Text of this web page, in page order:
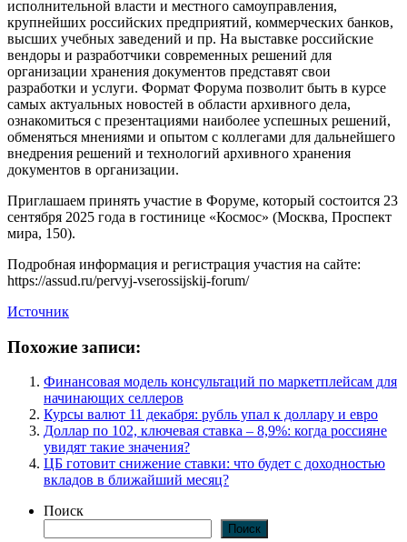
исполнительной власти и местного самоуправления,
крупнейших российских предприятий, коммерческих банков,
высших учебных заведений и пр. На выставке российские
вендоры и разработчики современных решений для
организации хранения документов представят свои
разработки и услуги. Формат Форума позволит быть в курсе
самых актуальных новостей в области архивного дела,
ознакомиться с презентациями наиболее успешных решений,
обменяться мнениями и опытом с коллегами для дальнейшего
внедрения решений и технологий архивного хранения
документов в организации.
Приглашаем принять участие в Форуме, который состоится 23
сентября 2025 года в гостинице «Космос» (Москва, Проспект
мира, 150).
Подробная информация и регистрация участия на сайте:
https://assud.ru/pervyj-vserossijskij-forum/
Источник
Похожие записи:
Финансовая модель консультаций по маркетплейсам для
начинающих селлеров
Курсы валют 11 декабря: рубль упал к доллару и евро
Доллар по 102, ключевая ставка – 8,9%: когда россияне
увидят такие значения?
ЦБ готовит снижение ставки: что будет с доходностью
вкладов в ближайший месяц?
Поиск
Поиск